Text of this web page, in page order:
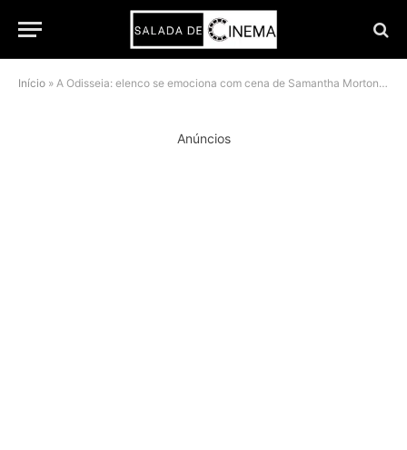
Início » A Odisseia: elenco se emociona com cena de Samantha Morton como Circe
Anúncios